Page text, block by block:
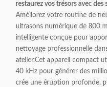
restaurez vos trésors avec
Améliorez votre routine de
ultrasons numérique de 800
intelligente conçue pour
nettoyage professionnelle
atelier.Cet appareil compact
40 kHz pour générer des
crée une éruption profonde,